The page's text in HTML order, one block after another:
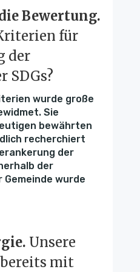
Bewertung.
für
der
SDGs?
wurde große
Sie
bewährten
recherchiert
der
der
Gemeinde wurde
Unsere
mit